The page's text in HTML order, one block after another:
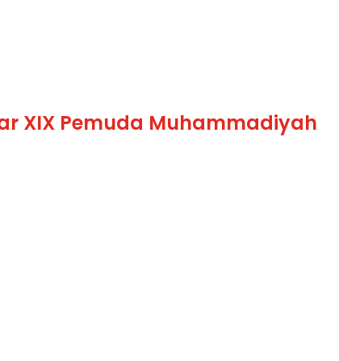
XIX Pemuda Muhammadiyah